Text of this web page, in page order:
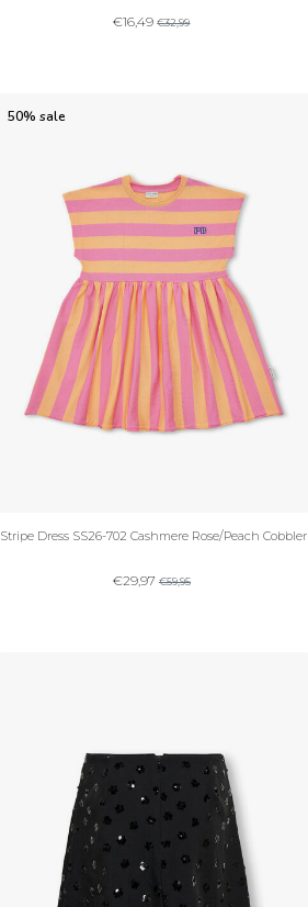
€16,49€32,99
50% sale
Stripe Dress SS26-702 Cashmere Rose/Peach Cobbler
€29,97 €59,95